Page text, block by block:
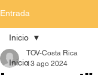
Entrada
Inicio
Inicio
TOV-Costa Rica
13 ago 2024